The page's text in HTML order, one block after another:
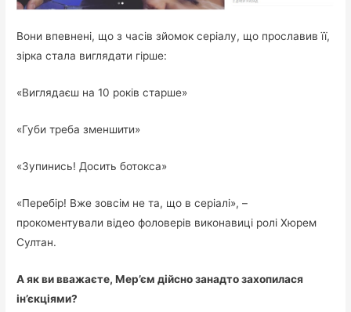
Вони впевнені, що з часів зйомок серіалу, що прославив її,
зірка стала виглядати гірше:
«Виглядаєш на 10 років старше»
«Губи треба зменшити»
«Зупинись! Досить ботокса»
«Перебір! Вже зовсім не та, що в серіалі», –
прокоментували відео фоловерів виконавиці ролі Хюрем
Султан.
А як ви вважаєте, Мер’єм дійсно занадто захопилася
ін’єкціями?